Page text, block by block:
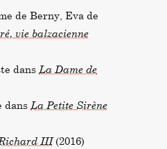
de Berny, Eva de
vie balzacienne
dans La Dame de
dans La Petite Sirène
III(2016)